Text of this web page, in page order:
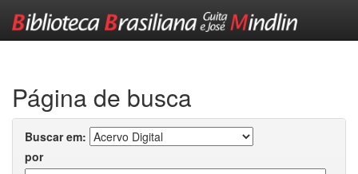
Página de busca
Buscar em:
por